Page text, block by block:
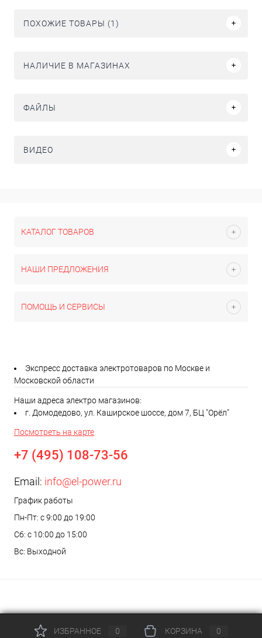
ПОХОЖИЕ ТОВАРЫ (1)
НАЛИЧИЕ В МАГАЗИНАХ
ФАЙЛЫ
ВИДЕО
КАТАЛОГ ТОВАРОВ
НАШИ ПРЕДЛОЖЕНИЯ
ПОМОЩЬ И СЕРВИСЫ
Экспресс доставка электротоваров по Москве и
Московской области
Наши адреса электро магазинов:
г. Домодедово, ул. Каширское шоссе, дом 7, БЦ "Орёл"
Посмотреть на карте
+7 (495) 108-73-56
Email: info@el-power.ru
График работы
Пн-Пт: с 9:00 до 19:00
Сб: с 10:00 до 15:00
Вс: Выходной
ИЗБРАННОЕ 0 КОРЗИНА 0